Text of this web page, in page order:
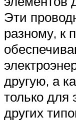
Эти
разному, к
другую, а
только для
других